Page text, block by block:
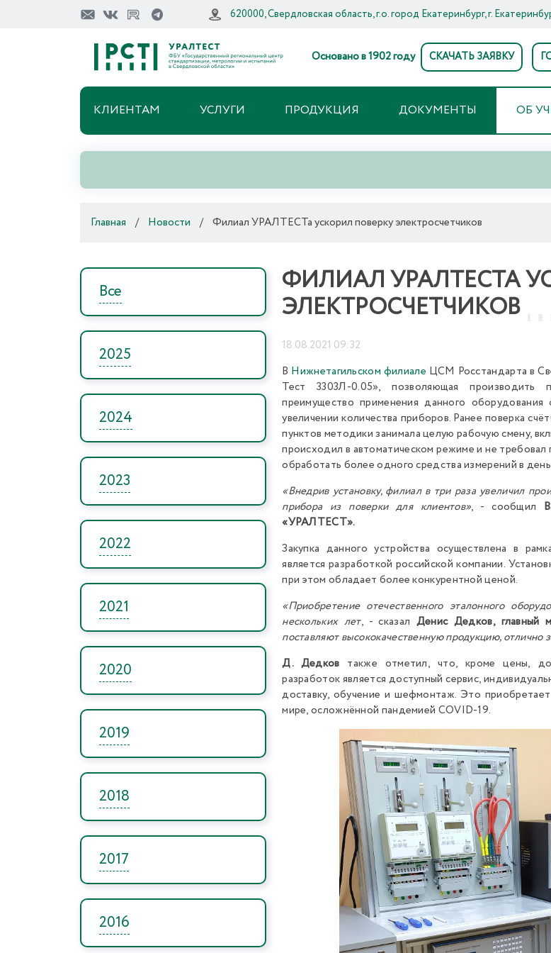
620000, Свердловская область, г.о. город Екатеринбург, г.
Основано в 1902 году СКАЧАТЬ ЗАЯВКУ
КЛИЕНТАМ УСЛУГИ ПРОДУКЦИЯ ДОКУМЕНТЫ ОБ
Главная / Новости / Филиал УРАЛТЕСТа ускорил поверку электросчетчиков
Все
2025
2024
2023
2022
2021
2020
2019
2018
2017
2016
ФИЛИАЛ УРАЛТЕСТА
ЭЛЕКТРОСЧЕТЧИКОВ
18.08.2021 09:32
В Нижнетагильском филиале ЦСМ Росстандарта в
Тест 3303Л-0.05», позволяющая производить
преимущество применения данного
увеличении количества приборов. Ранее поверка
пунктов методики занимала целую рабочую смену,
происходил в автоматическом режиме и не
обработать более одного средства измерений в
«Внедрив установку, филиал в три раза увеличил
прибора из поверки для клиентов», - сообщил
«УРАЛТЕСТ».
Закупка данного устройства осуществлена в
является разработкой российской компании.
при этом обладает более конкурентной ценой.
«Приобретение отечественного эталонного
нескольких лет, - сказал Денис Дедков,
поставляют высококачественную продукцию,
Д. Дедков также отметил, что, кроме цены,
разработок является доступный сервис,
доставку, обучение и шефмонтаж. Это
мире, осложнённой пандемией COVID-19.